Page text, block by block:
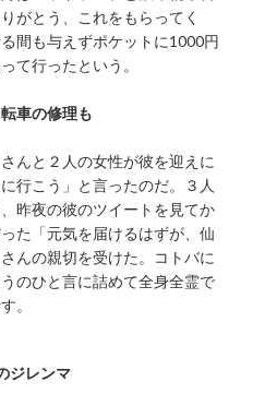
がとう、これをもらってく
間も与えずポケットに1000円
て行ったという。
車の修理も
んと２人の女性が彼を迎えに
行こう」と言ったのだ。３人
昨夜の彼のツイートを見てか
た「元気を届けるはずが、仙
んの親切を受けた。コトバに
のひと言に詰めて全身全霊で
。
ジレンマ